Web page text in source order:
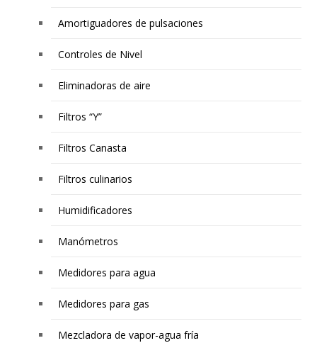
Amortiguadores de pulsaciones
Controles de Nivel
Eliminadoras de aire
Filtros “Y”
Filtros Canasta
Filtros culinarios
Humidificadores
Manómetros
Medidores para agua
Medidores para gas
Mezcladora de vapor-agua fría